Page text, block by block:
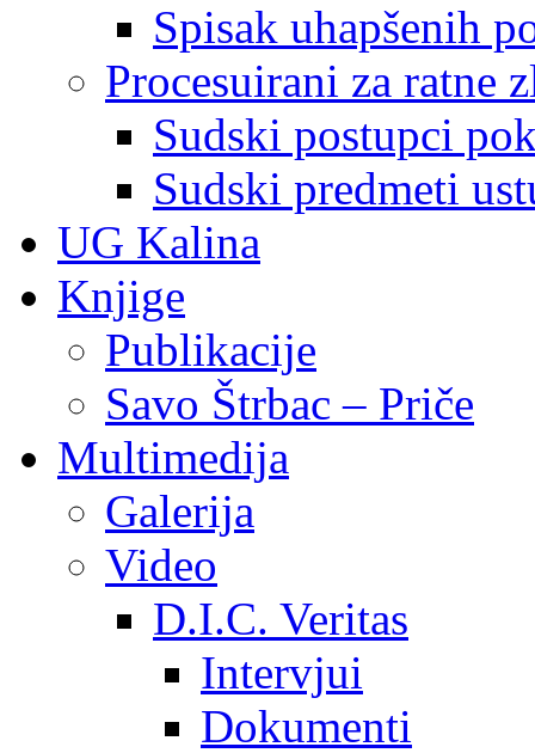
Spisak uhapšenih
Procesuirani za ratne
Sudski postupci
Sudski predmeti
UG Kalina
Knjige
Publikacije
Savo Štrbac – Priče
Multimedija
Galerija
Video
D.I.C. Veritas
Intervjui
Dokumenti